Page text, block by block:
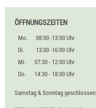
ÖFFNUNGSZEITEN
Mo.
08:00 -13:00 Uhr
Di.
13:00 -16:00 Uhr
Mi.
07:30 - 12:00 Uhr
Do.
14:30 - 18:00 Uhr
Samstag & Sonntag geschlossen